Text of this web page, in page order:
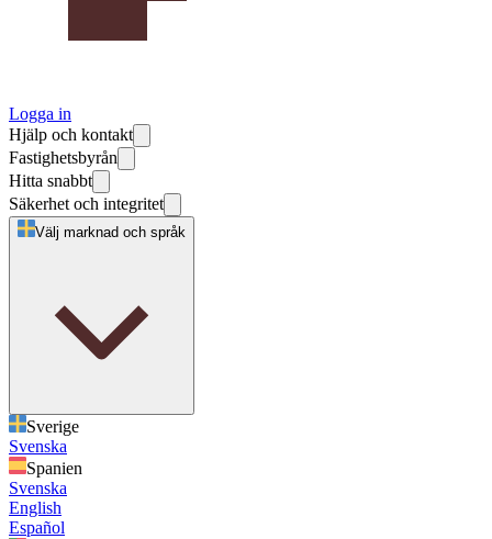
Logga in
Hjälp och kontakt
Fastighetsbyrån
Hitta snabbt
Säkerhet och integritet
Välj marknad och språk
Sverige
Svenska
Spanien
Svenska
English
Español